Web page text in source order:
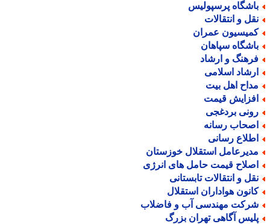
پرسپولیس
و انتقالات
عمران
سپاهان
و ارشاد
اسلامی
اهل بیت
قیمت
بردغجی
رسانه
رسانی
استقلال خوزستان
قیمت حامل های انرژی
و انتقالات تابستانی
هواداران استقلال
مهندسی آب و فاضلاب
آگاهی تهران بزرگ